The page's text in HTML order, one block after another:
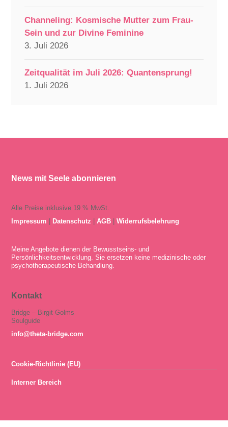
Channeling: Kosmische Mutter zum Frau-
Sein und zur Divine Feminine
3. Juli 2026
Zeitqualität im Juli 2026: Quantensprung!
1. Juli 2026
News mit Seele abonnieren
Alle Preise inklusive 19 % MwSt.
Impressum
Datenschutz |AGB |Widerrufsbelehrung
Meine Angebote dienen der Bewusstseins- und
Persönlichkeitsentwicklung. Sie ersetzen keine medizinische oder
psychotherapeutische Behandlung.
Kontakt
Bridge – Birgit Golms
Soulguide
info@theta-bridge.com
Cookie-Richtlinie (EU)
Interner Bereich